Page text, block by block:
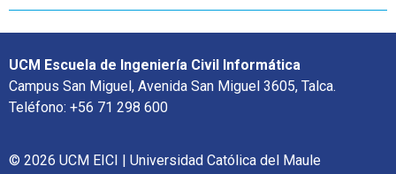
UCM Escuela de Ingeniería Civil Informática
Campus San Miguel, Avenida San Miguel 3605, Talca.
Teléfono: +56 71 298 600
© 2026 UCM EICI | Universidad Católica del Maule